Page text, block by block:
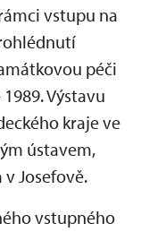
rámci vstupu na
péči
Výstavu
kraje ve
ústavem,
Josefově.
vstupného